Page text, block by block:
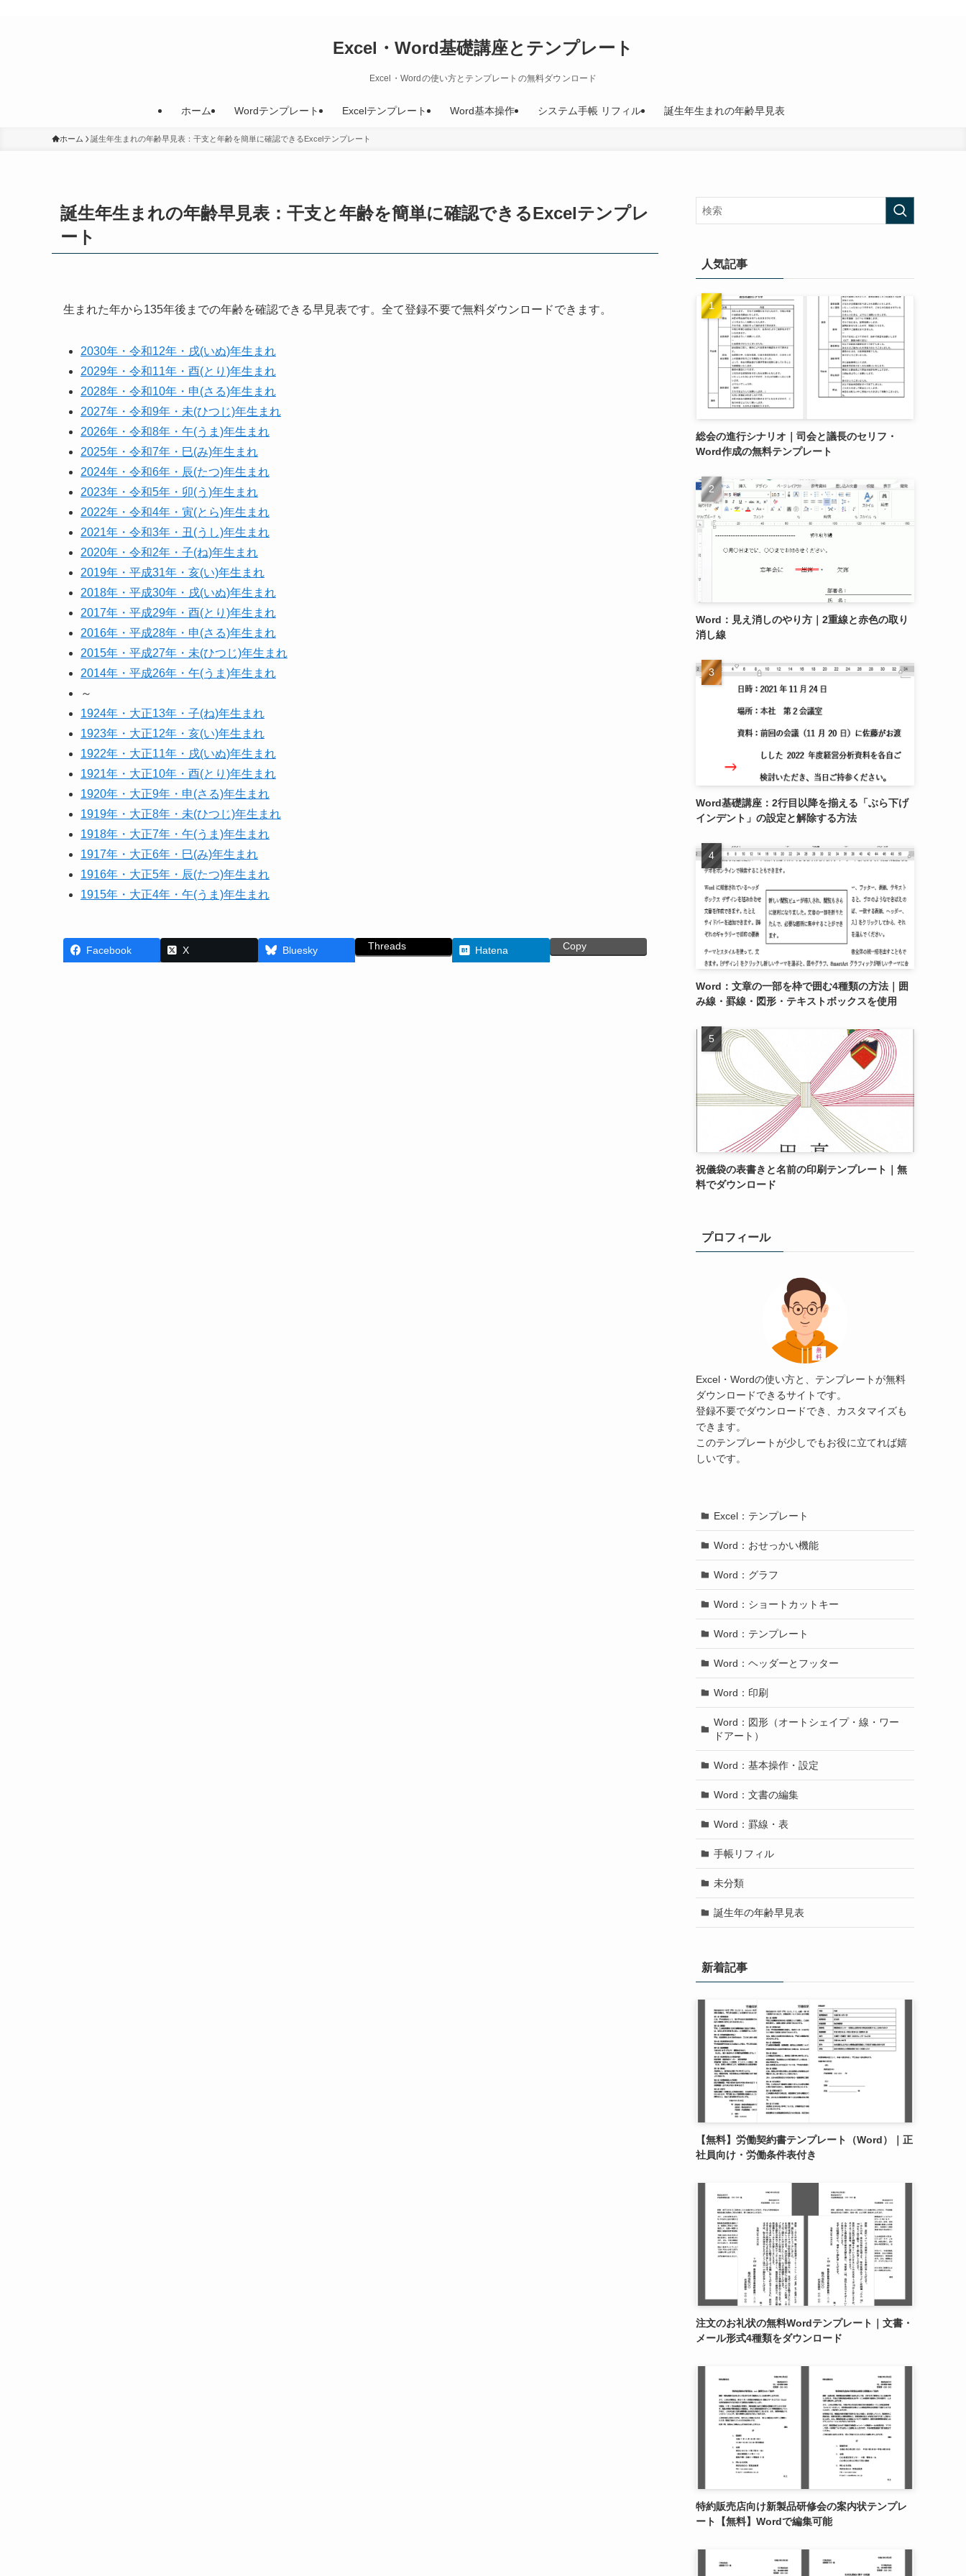
Excel・Word基礎講座とテンプレート
Excel・Wordの使い方とテンプレートの無料ダウンロード
ホーム Wordテンプレート Excelテンプレート Word基本操作 システム手帳 リフィル 誕生年生まれの年齢早見表
ホーム 誕生年生まれの年齢早見表：干支と年齢を簡単に確認できるExcelテンプレート
誕生年生まれの年齢早見表：干支と年齢を簡単に確認できるExcelテンプレ
ート
生まれた年から135年後までの年齢を確認できる早見表です。全て登録不要で無料ダウンロードできます。
2030年・令和12年・戌(いぬ)年生まれ
2029年・令和11年・酉(とり)年生まれ
2028年・令和10年・申(さる)年生まれ
2027年・令和9年・未(ひつじ)年生まれ
2026年・令和8年・午(うま)年生まれ
2025年・令和7年・巳(み)年生まれ
2024年・令和6年・辰(たつ)年生まれ
2023年・令和5年・卯(う)年生まれ
2022年・令和4年・寅(とら)年生まれ
2021年・令和3年・丑(うし)年生まれ
2020年・令和2年・子(ね)年生まれ
2019年・平成31年・亥(い)年生まれ
2018年・平成30年・戌(いぬ)年生まれ
2017年・平成29年・酉(とり)年生まれ
2016年・平成28年・申(さる)年生まれ
2015年・平成27年・未(ひつじ)年生まれ
2014年・平成26年・午(うま)年生まれ
～
1924年・大正13年・子(ね)年生まれ
1923年・大正12年・亥(い)年生まれ
1922年・大正11年・戌(いぬ)年生まれ
1921年・大正10年・酉(とり)年生まれ
1920年・大正9年・申(さる)年生まれ
1919年・大正8年・未(ひつじ)年生まれ
1918年・大正7年・午(うま)年生まれ
1917年・大正6年・巳(み)年生まれ
1916年・大正5年・辰(たつ)年生まれ
1915年・大正4年・午(うま)年生まれ
Facebook X Bluesky Threads Hatena Copy
人気記事
総会の進行シナリオ｜司会と議長のセリフ・
Word作成の無料テンプレート
Word：見え消しのやり方｜2重線と赤色の取り
消し線
Word基礎講座：2行目以降を揃える「ぶら下げ
インデント」の設定と解除する方法
Word：文章の一部を枠で囲む4種類の方法｜囲
み線・罫線・図形・テキストボックスを使用
祝儀袋の表書きと名前の印刷テンプレート｜無
料でダウンロード
プロフィール
Excel・Wordの使い方と、テンプレートが無料
ダウンロードできるサイトです。
登録不要でダウンロードでき、カスタマイズも
できます。
このテンプレートが少しでもお役に立てれば嬉
しいです。
Excel：テンプレート
Word：おせっかい機能
Word：グラフ
Word：ショートカットキー
Word：テンプレート
Word：ヘッダーとフッター
Word：印刷
Word：図形（オートシェイプ・線・ワー
ドアート）
Word：基本操作・設定
Word：文書の編集
Word：罫線・表
手帳リフィル
未分類
誕生年の年齢早見表
新着記事
【無料】労働契約書テンプレート（Word）｜正
社員向け・労働条件表付き
注文のお礼状の無料Wordテンプレート｜文書・
メール形式4種類をダウンロード
特約販売店向け新製品研修会の案内状テンプレ
ート【無料】Wordで編集可能